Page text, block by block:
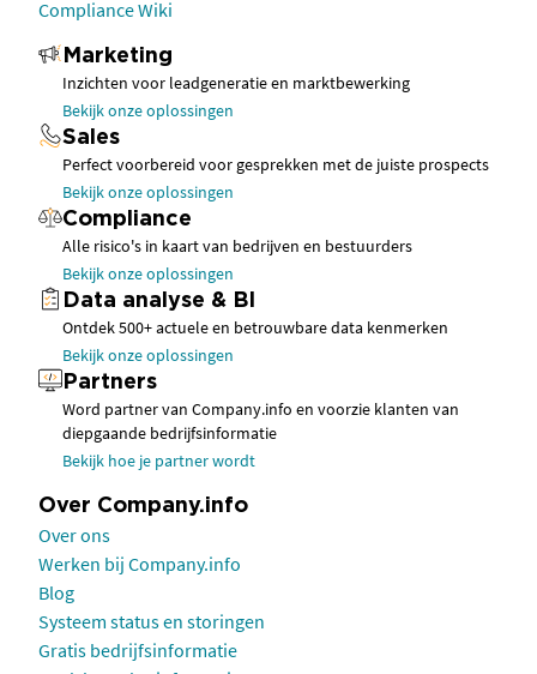
Compliance Wiki
Marketing
Inzichten voor leadgeneratie en marktbewerking
Bekijk onze oplossingen
Sales
Perfect voorbereid voor gesprekken met de juiste prospects
Bekijk onze oplossingen
Compliance
Alle risico's in kaart van bedrijven en bestuurders
Bekijk onze oplossingen
Data analyse & BI
Ontdek 500+ actuele en betrouwbare data kenmerken
Bekijk onze oplossingen
Partners
Word partner van Company.info en voorzie klanten van
diepgaande bedrijfsinformatie
Bekijk hoe je partner wordt
Over Company.info
Over ons
Werken bij Company.info
Blog
Systeem status en storingen
Gratis bedrijfsinformatie